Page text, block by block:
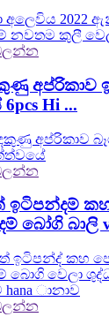
අප්රිකාව
Hi ...
ඉටිපන්දම්
බෝගි බාලි